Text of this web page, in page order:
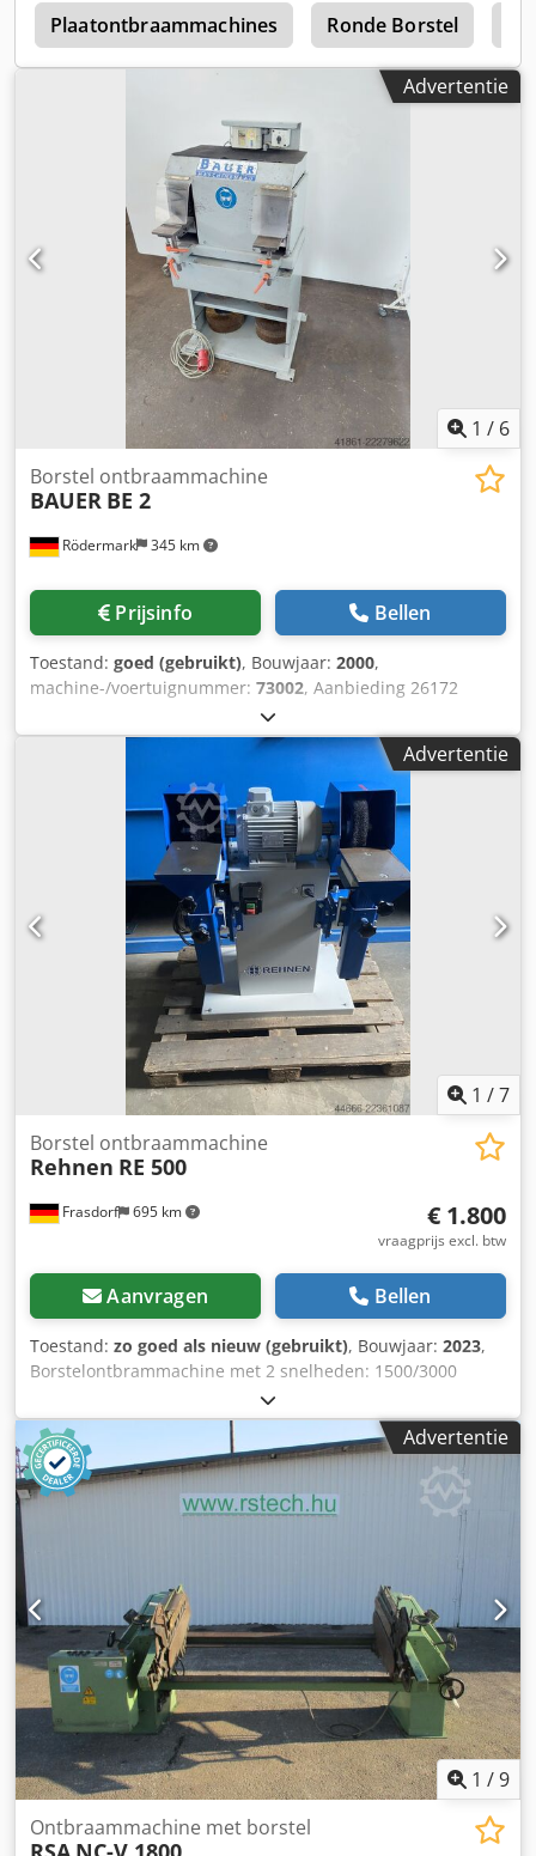
Plaatontbraammachines Ronde Borstel
Advertentie
1 / 6
Rödermark 345 km
Borstel ontbraammachine
BAUER BE 2
Prijsinfo Bellen
Toestand: goed (gebruikt), Bouwjaar: 2000,
machine-/voertuignummer: 73002, Aanbieding 26172
Technische specificaties: - Borsteldiameter ca. 250 mm -
Borstelbreedte tot ca. 55 mm - 2 schijfsnelheden -
Aandrijving 400 V Codpfxszi Srhs Adheha - Werktempo ca.
850 mm - Benodigde ruimte ca. B 650 x H 1300 x D 500 mm
- Gewicht ca. 85 kg
Advertentie
1 /7
Frasdorf 695 km
Borstel ontbraammachine
Rehnen RE 500
€ 1.800
vraagprijs excl. btw
Aanvragen Bellen
Toestand: zo goed als nieuw (gebruikt), Bouwjaar: 2023,
Borstelontbrammachine met 2 snelheden: 1500/3000
omwentelingen per minuut. Gebruiksaanwijzing. Cedozmp
U Uopfx Adhoha
Advertentie
1 /9
Ontbraammachine met borstel